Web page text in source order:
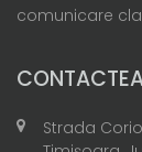
comunicare
Strada